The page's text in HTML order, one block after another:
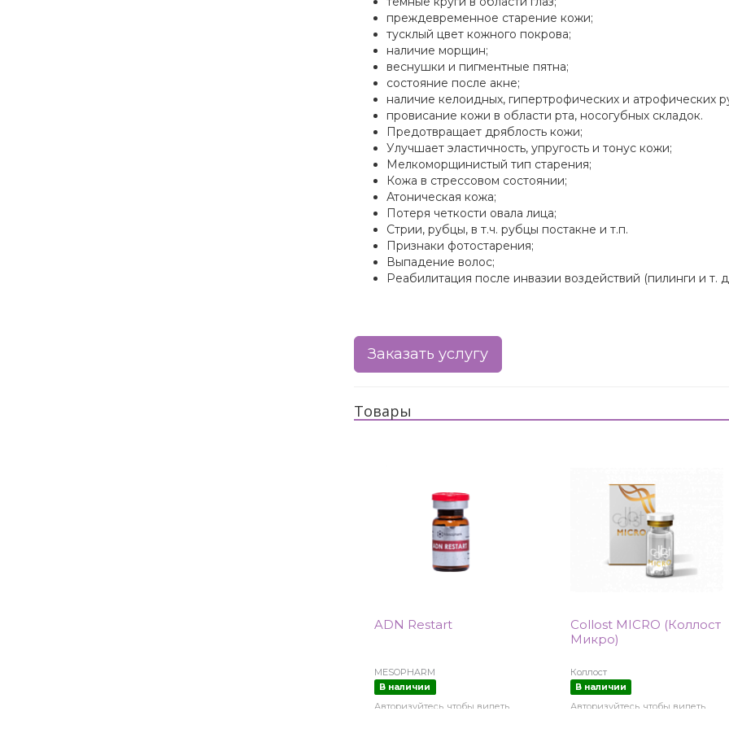
преждевременное старение кожи;
тусклый цвет кожного покрова;
наличие морщин;
веснушки и пигментные пятна;
состояние после акне;
наличие келоидных, гипертрофических и атрофических
провисание кожи в области рта, носогубных складок.
Предотвращает дряблость кожи;
Улучшает эластичность, упругость и тонус кожи;
Мелкоморщинистый тип старения;
Кожа в стрессовом состоянии;
Атоническая кожа;
Потеря четкости овала лица;
Стрии, рубцы, в т.ч. рубцы постакне и т.п.
Признаки фотостарения;
Выпадение волос;
Реабилитация после инвазии воздействий (пилинги и т.
Заказать услугу
Товары
ADN Restart
MESOPHARM
В наличии
Авторизуйтесь, чтобы видеть
Collost MICRO (Коллост
Микро)
Коллост
В наличии
Авторизуйтесь, чтобы видеть